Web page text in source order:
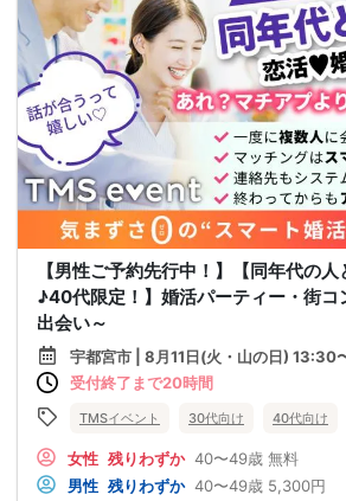
【男性ご予約先行中！】【同年代の
♪40代限定！】婚活パーティー・街
出会い～
宇都宮市 | 8月11日(火・山の日) 13:30
受付終了まで20時間
TMSイベント 30代向け 40代向け
女性 残りわずか 40〜49歳 無料
男性 残りわずか 40〜49歳 5,300円